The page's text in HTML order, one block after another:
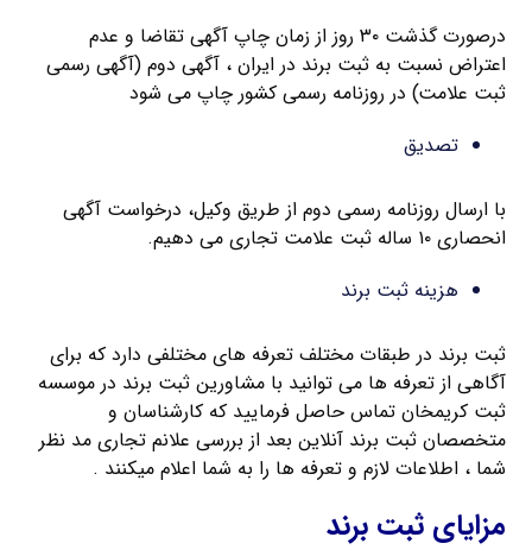
درصورت گذشت ۳۰ روز از زمان چاپ آگهی تقاضا و عدم
اعتراض نسبت به ثبت برند در ایران ، آگهی دوم (آگهی رسمی
ثبت علامت) در روزنامه رسمی کشور چاپ می شود
تصدیق
با ارسال روزنامه رسمی دوم از طریق وکیل، درخواست آگهی
انحصاری ۱۰ ساله ثبت علامت تجاری می دهیم.
هزینه ثبت برند
ثبت برند در طبقات مختلف تعرفه های مختلفی دارد که برای
آگاهی از تعرفه ها می توانید با مشاورین ثبت برند در موسسه
ثبت کریمخان تماس حاصل فرمایید که کارشناسان و
متخصصان ثبت برند آنلاین بعد از بررسی علانم تجاری مد نظر
شما ، اطلاعات لازم و تعرفه ها را به شما اعلام میکنند .
مزایای ثبت برند